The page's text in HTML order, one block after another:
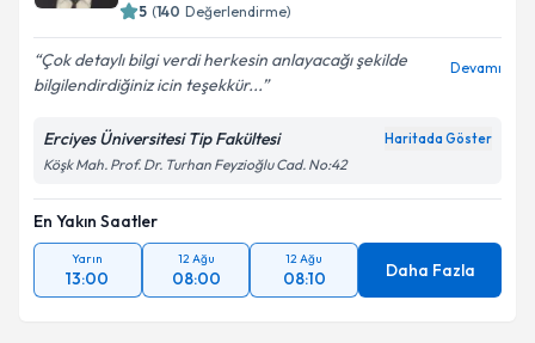
5 (140 Değerlendirme)
Çok detaylı bilgi verdi herkesin anlayacağı şekilde
bilgilendirdiğiniz icin teşekkür...
Devamı
Erciyes Üniversitesi Tip Fakültesi Haritada Göster
Köşk Mah. Prof. Dr. Turhan Feyzioğlu Cad. No:42
En Yakın Saatler
Yarın
13:00
12 Ağu
08:00
12 Ağu
08:10 Daha Fazla